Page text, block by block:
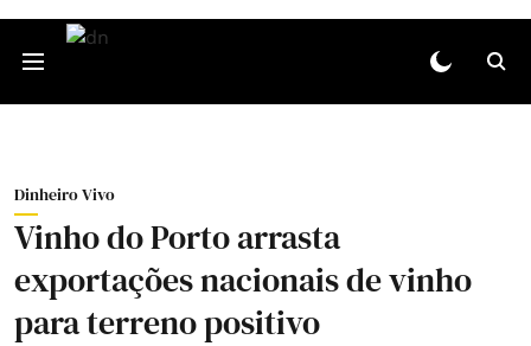
Dinheiro Vivo
Vinho do Porto arrasta
exportações nacionais de vinho
para terreno positivo